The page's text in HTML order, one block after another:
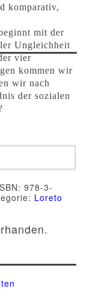
komparativ,
mit der
Ungleichheit
vier
kommen wir
wir nach
der sozialen
978-3-
Loreto